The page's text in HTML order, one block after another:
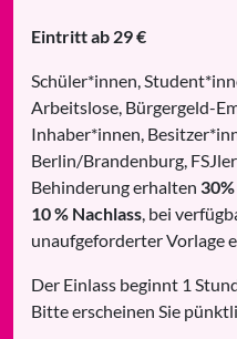
Eintritt ab 29 €
Schüler*innen,
Arbeitslose, Bürgergeld-
Inhaber*innen,
Berlin/Brandenburg,
Behinderung erhalten
10 % Nachlass , bei
unaufgeforderter Vorlage
Der Einlass beginnt 1
Bitte erscheinen Sie